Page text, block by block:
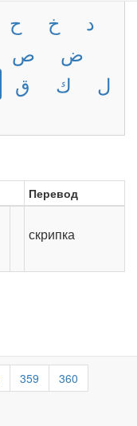
ح خ
د
ص
ض
ق ك
ل
Перевод
скрипка
359
360